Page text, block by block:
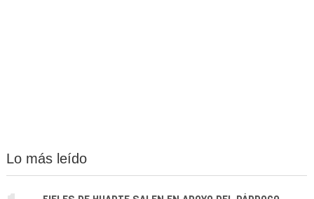
Lo más leído